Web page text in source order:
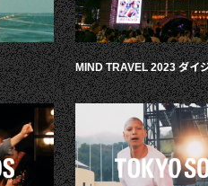
MIND TRAVEL 2023 ダイ